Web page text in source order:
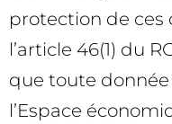
protection de ces
l’article 46(1) du
que toute
l’Espace